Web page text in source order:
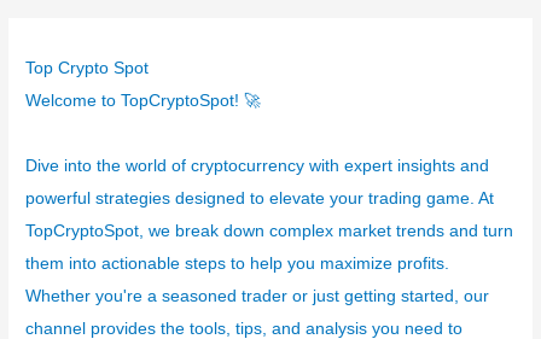
g
o
í
s
Top Crypto Spot
Welcome to TopCryptoSpot! 🚀
Dive into the world of cryptocurrency with expert insights and
powerful strategies designed to elevate your trading game. At
TopCryptoSpot, we break down complex market trends and turn
them into actionable steps to help you maximize profits.
Whether you're a seasoned trader or just getting started, our
channel provides the tools, tips, and analysis you need to